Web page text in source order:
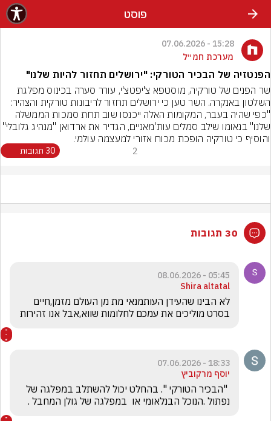
פוסט
15:28 - 07.06.2026
מערכת חמ״ל
הפנטזיה של הבכיר הטורקי: "ירושלים תחזור להיות שלנו"
שר הפנים של טורקיה, מוסטפא צ'יפטצ'י, עורר סערה בכינוס מפלגת
והוסיף כי טורקיה הופכת מכוח אזורי למעצמה עולמי.
2 30 תגובות
30 תגובות
05:45 - 08.06.2026
Shira altatal
בסרט מוליכים את עמכם לחלומות שווא,אבל אנו זהירות
18:33 - 07.06.2026
יוסף מרקוביץ
נפתול .הנוכל הבנלאומי או  במפלגה של גולן המחבל .